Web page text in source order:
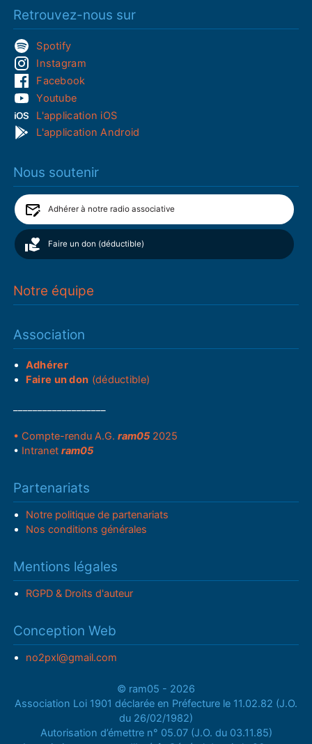
Retrouvez-nous sur
Spotify
Instagram
Facebook
Youtube
L'application iOS
L'application Android
Nous soutenir
Adhérer à notre radio associative
Faire un don (déductible)
Notre équipe
Association
Adhérer
Faire un don (déductible)
• Compte-rendu A.G.ram05 2025
• Intranetram05
Partenariats
Notre politique de partenariats
Nos conditions générales
Mentions légales
RGPD & Droits d'auteur
Conception Web
no2pxl@gmail.com
© ram05 - 2026
Association Loi 1901 déclarée en Préfecture le 11.02.82 (J.O.
du 26/02/1982)
Autorisation d’émettre n° 05.07 (J.O. du 03.11.85)